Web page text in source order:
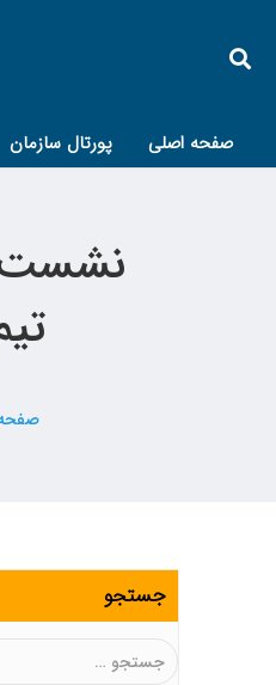
صفحه اصلی پورتال سازمان
نشست
جستجو
جستجو